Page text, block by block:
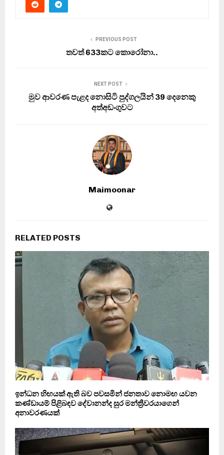
PREVIOUS POST
තවත් 633කට කොරෝනා..
NEXT POST
මුව ආවරණ පැළද නොසිටි පුද්ගලයින් 39 දෙනෙකු
අත්අඩංගුවට
Maimoonar
RELATED POSTS
ඉන්ධන හිඟයක් ඇති බව පවසමින් ජනතාව නොමඟ යවන
කණ්ඩායම් පිළිබඳව දේවානන්ද සුර මන්ත්‍රීවරයාගෙන්
අනාවරණයක්